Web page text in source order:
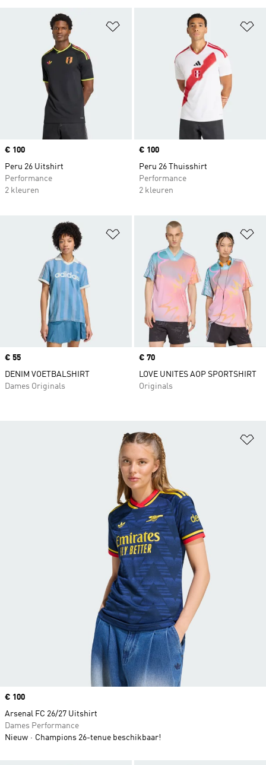
Op verlanglijst zetten
Price
€ 100
Peru 26 Uitshirt
Performance
2 kleuren
Price
€ 100
Peru 26 Thuisshirt
Performance
2 kleuren
Op verlanglijst zetten
Price
€ 55
DENIM VOETBALSHIRT
Dames Originals
Price
€ 70
LOVE UNITES AOP SPORTSHIRT
Originals
Price
€ 100
Arsenal FC 26/27 Uitshirt
Dames Performance
Nieuw
Champions 26-tenue beschikbaar!